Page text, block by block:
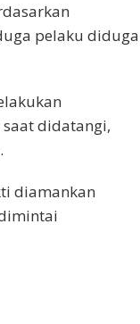
pelaku diduga
didatangi,
diamankan